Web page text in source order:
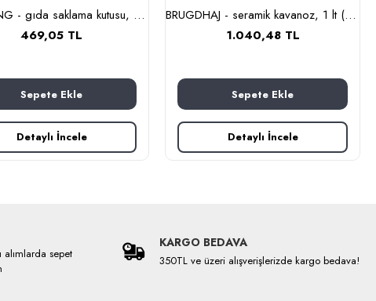
BLOMNING - gıda saklama kutusu, 11x7x20 cm (siyah)
469,05 TL
Sepete Ekle
Detaylı İncele
BRUGDHAJ - seramik kavanoz, 1 lt (bej)
1.040,48 TL
Sepete Ekle
Detaylı İncele
sepet
KARGO BEDAVA
350TL ve üzeri alışverişlerizde kargo bedava!